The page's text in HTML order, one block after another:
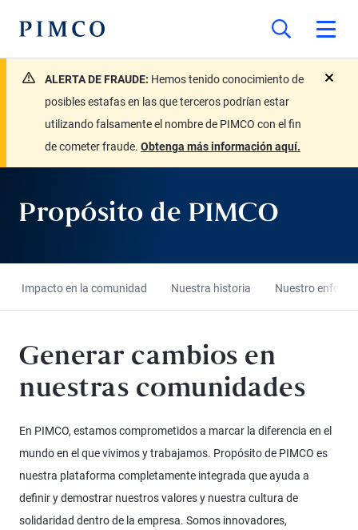
ALERTA DE FRAUDE: Hemos tenido conocimiento de
posibles estafas en las que terceros podrían estar
utilizando falsamente el nombre de PIMCO con el fin
de cometer fraude. Obtenga más información aquí.
Propósito de PIMCO
Impacto en la comunidad Nuestra historia Nuestro enfoque
Generar cambios en
nuestras comunidades
En PIMCO, estamos comprometidos a marcar la diferencia en el
mundo en el que vivimos y trabajamos. Propósito de PIMCO es
nuestra plataforma completamente integrada que ayuda a
definir y demostrar nuestros valores y nuestra cultura de
solidaridad dentro de la empresa. Somos innovadores,